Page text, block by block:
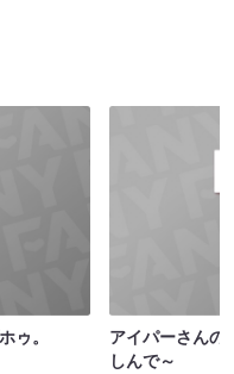
ゥ。
アイパーさんの
しんで～